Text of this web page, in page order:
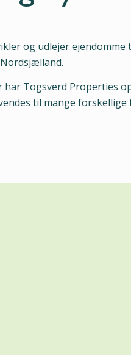
og udlejer ejendomme
har Togsverd Properties
til mange